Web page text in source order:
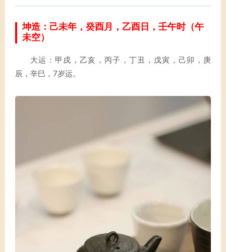
坤造：己未年，癸酉月，乙酉日，壬午时（午
未空）
大运：甲戌，乙亥，丙子，丁丑，戊寅，己卯，庚
辰，辛巳，7岁运。